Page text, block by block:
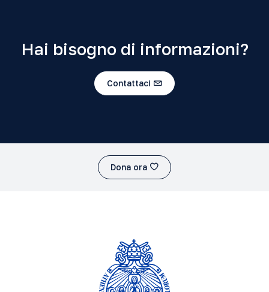
Hai bisogno di informazioni?
Contattaci
Dona ora